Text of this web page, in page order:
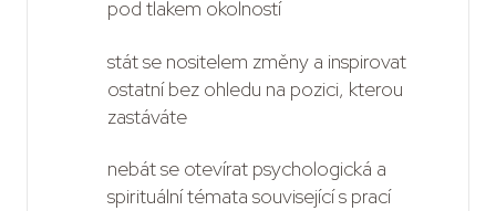
pod tlakem okolností
stát se nositelem změny a inspirovat
ostatní bez ohledu na pozici, kterou
zastáváte
nebát se otevírat psychologická a
spirituální témata související s prací